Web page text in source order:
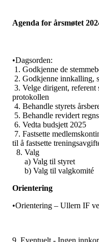
Agenda for årsmøtet
1. Godkjenne de
2. Godkjenne innkalling,
3. Velge dirigent, referent
protokollen
4. Behandle styrets
5. Behandle revidert
6. Vedta budsjett 2025
7. Fastsette
til å fastsette
8. Valg
a) Valg til styret
b) Valg til valgkomité
Orientering
•Orientering – Ullern IF